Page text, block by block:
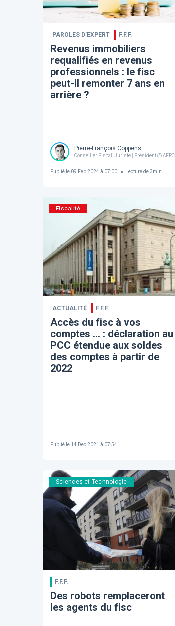
PAROLES D’EXPERT F.F.F.
Revenus immobiliers
requalifiés en revenus
professionnels : le fisc
peut-il remonter 7 ans en
arrière ?
Pierre-François Coppens
Conseiller Fiscal, Juriste | Président @ AFPC
Publié le09 Feb 2024 à 07:00 Lecture de3min
Fiscalité
ACTUALITÉ F.F.F.
Accès du fisc à vos
comptes ... : déclaration au
PCC étendue aux soldes
des comptes à partir de
2022
Publié le14 Dec 2021 à 07:54
Sciences et Technologie
F.F.F.
Des robots remplaceront
les agents du fisc